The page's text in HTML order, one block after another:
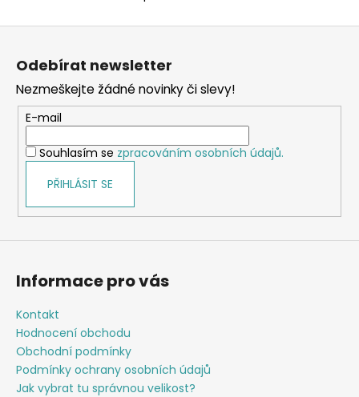
v
a
c
í
p
r
y
Odebírat newsletter
Nezmeškejte žádné novinky či slevy!
E-mail
Souhlasím se zpracováním osobních údajů.
PŘIHLÁSIT SE
Informace pro vás
Kontakt
Hodnocení obchodu
Obchodní podmínky
Podmínky ochrany osobních údajů
Jak vybrat tu správnou velikost?